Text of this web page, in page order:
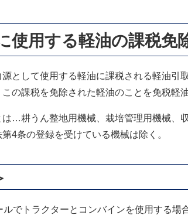
用する軽油の課税免
として使用する軽油に課税される軽油引
の課税を免除された軽油のことを免税軽
は…耕うん整地用機械、栽培管理用機械、
4条の登録を受けている機械は除く。
でトラクターとコンバインを使用する場